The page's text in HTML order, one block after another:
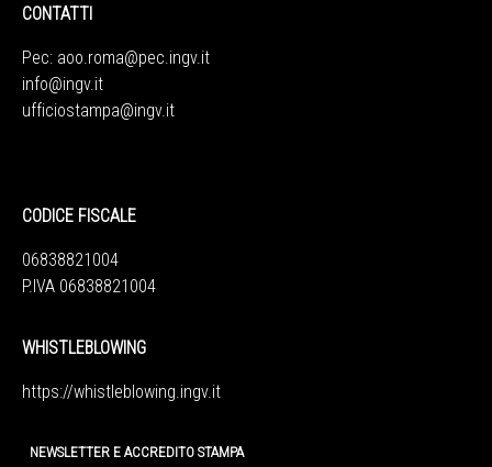
CONTATTI
Pec: aoo.roma@pec.ingv.it
info@ingv.it
ufficiostampa@ingv.it
CODICE FISCALE
06838821004
P.IVA 06838821004
WHISTLEBLOWING
https://whistleblowing.ingv.it
NEWSLETTER E ACCREDITO STAMPA